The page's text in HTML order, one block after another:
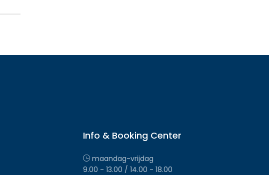
Info & Booking Center
maandag-vrijdag
9.00 - 13.00 / 14.00 - 18.00